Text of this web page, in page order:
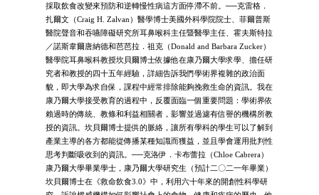
採取飲食改變來預防和逆轉慢性病這方面停滯不前。──克雷格．
扎爾文（Craig H. Zalvan）醫學博士美國外科學院院士、菲爾普斯
醫院聲音和吞嚥障礙研究所耳鼻喉科主任暨醫學主任、霍夫斯特拉
／諾斯韋爾唐納德和芭芭拉．祖克（Donald and Barbara Zucker）
醫學院耳鼻喉科教授坎貝爾博士依據他在康乃爾大學求學、擔任研
究者和教授的四十五年經驗，詳細告訴我們學術界複雜的政治面
貌，即大學為求自保，課程中經常排除能夠挽救生命的資訊。我在
康乃爾大學接受教育的過程中，反覆面臨一個重要問題：學術界依
賴過時的傳統、教條和利益相關者，影響並過濾有信譽的機構所教
授的資訊。坎貝爾博士提供的脈絡，讓所有學科的學生可以了解到
產業主導的各方都能從傳播某種知識而獲益，並且學會運用批判性
思考判斷吸收到的資訊。──克洛伊．卡布蕾拉（Chloe Cabrera）
康乃爾大學畢業學士，康乃爾大學研究生（預計二〇二一年畢業）
坎貝爾博士在《救命飲食3.0》中，利用六十年來的開創性科學研